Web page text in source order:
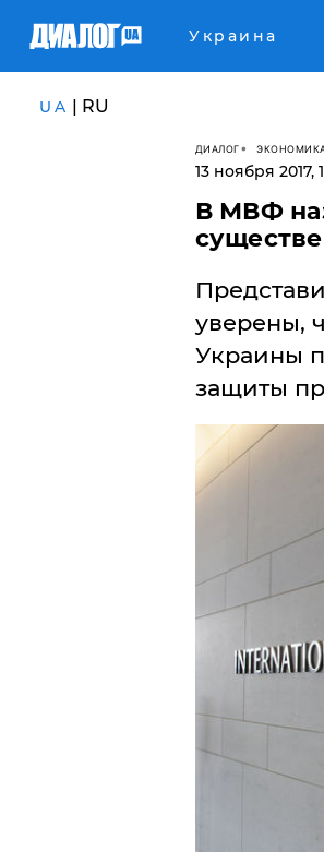
Украина
UA | RU
ДИАЛОГ
13 ноября 2017,
В МВФ
уверены,
Украины
защиты